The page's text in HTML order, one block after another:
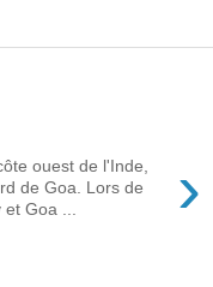
›
ouest de l'Inde,
de Goa. Lors de
Goa ...